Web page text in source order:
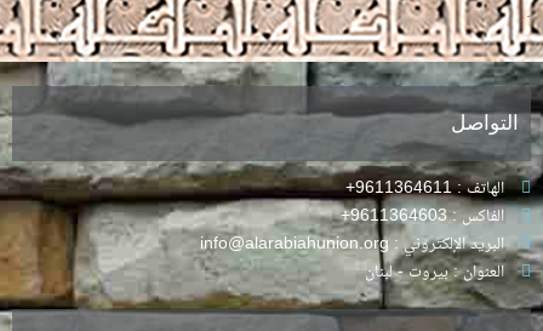
.
التواصل
الهاتف : 9611364611+
الفاكس : 9611364603+
البريد الإلكتروني : info@alarabiahunion.org
العنوان : بيروت - لبنان